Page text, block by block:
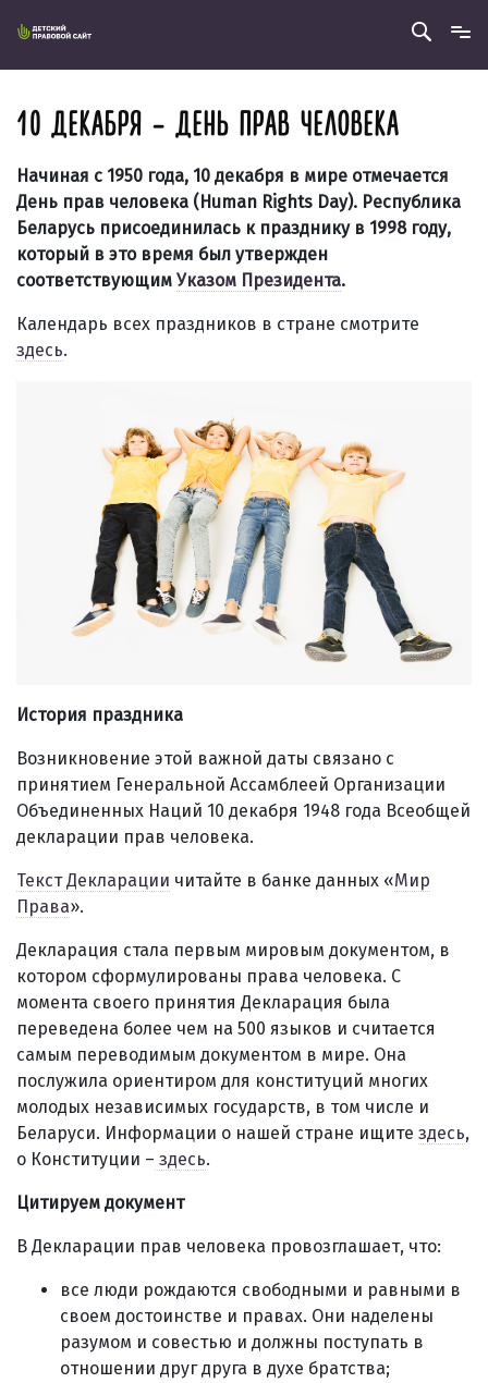
10 ДЕКАБРЯ – ДЕНЬ ПРАВ ЧЕЛОВЕКА
Начиная с 1950 года, 10 декабря в мире отмечается
День прав человека (Human Rights Day). Республика
Беларусь присоединилась к празднику в 1998 году,
который в это время был утвержден
соответствующим Указом Президента.
Календарь всех праздников в стране смотрите
здесь.
История праздника
Возникновение этой важной даты связано с
принятием Генеральной Ассамблеей Организации
Объединенных Наций 10 декабря 1948 года Всеобщей
декларации прав человека.
Текст Декларации читайте в банке данных «Мир
Права».
Декларация стала первым мировым документом, в
котором сформулированы права человека. С
момента своего принятия Декларация была
переведена более чем на 500 языков и считается
самым переводимым документом в мире. Она
послужила ориентиром для конституций многих
молодых независимых государств, в том числе и
Беларуси. Информации о нашей стране ищите здесь,
о Конституции – здесь.
Цитируем документ
В Декларации прав человека провозглашает, что:
все люди рождаются свободными и равными в
своем достоинстве и правах. Они наделены
разумом и совестью и должны поступать в
отношении друг друга в духе братства;